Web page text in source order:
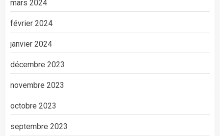
mars 2024
février 2024
janvier 2024
décembre 2023
novembre 2023
octobre 2023
septembre 2023